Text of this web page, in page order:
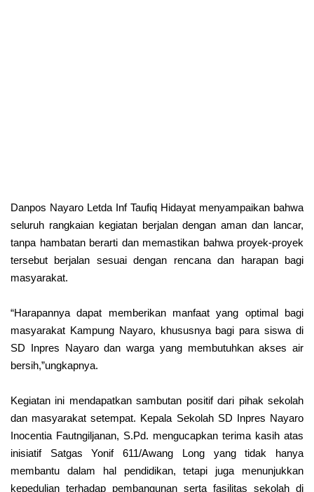
Danpos Nayaro Letda Inf Taufiq Hidayat menyampaikan bahwa
seluruh rangkaian kegiatan berjalan dengan aman dan lancar,
tanpa hambatan berarti dan memastikan bahwa proyek-proyek
tersebut berjalan sesuai dengan rencana dan harapan bagi
masyarakat.
“Harapannya dapat memberikan manfaat yang optimal bagi
masyarakat Kampung Nayaro, khususnya bagi para siswa di
SD Inpres Nayaro dan warga yang membutuhkan akses air
bersih,”ungkapnya.
Kegiatan ini mendapatkan sambutan positif dari pihak sekolah
dan masyarakat setempat. Kepala Sekolah SD Inpres Nayaro
Inocentia Fautngiljanan, S.Pd. mengucapkan terima kasih atas
inisiatif Satgas Yonif 611/Awang Long yang tidak hanya
membantu dalam hal pendidikan, tetapi juga menunjukkan
kepedulian terhadap pembangunan serta fasilitas sekolah di